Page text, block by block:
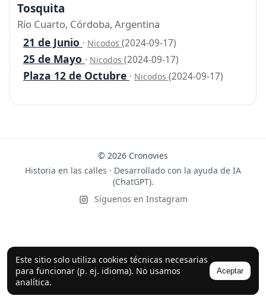
Este sitio solo utiliza cookies técnicas necesarias
para funcionar (p. ej. idioma). No usamos
analítica.
Aceptar
Tosquita
Río Cuarto, Córdoba, Argentina
21 de Junio · Nicodos (2024-09-17)
25 de Mayo · Nicodos (2024-09-17)
Plaza 12 de Octubre · Nicodos (2024-09-17)
© 2026 Cronovies
Historia en las calles · Desarrollado con la ayuda de IA
(ChatGPT).
Síguenos en Instagram